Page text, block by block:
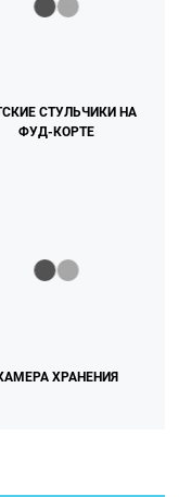
СТУЛЬЧИКИ НА
ФУД-КОРТЕ
ХРАНЕНИЯ